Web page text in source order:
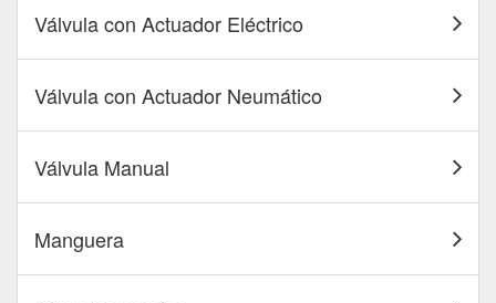
Válvula con Actuador Eléctrico
Válvula con Actuador Neumático
Válvula Manual
Manguera